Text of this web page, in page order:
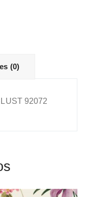
(0)
92072